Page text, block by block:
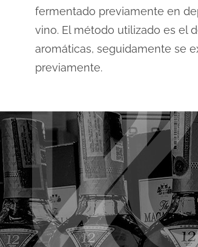
fermentado previamente en
vino. El método utilizado es el
aromáticas, seguidamente se
previamente.